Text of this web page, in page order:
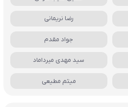
رضا نریمانی
جواد مقدم
سید مهدی میرداماد
میثم مطیعی